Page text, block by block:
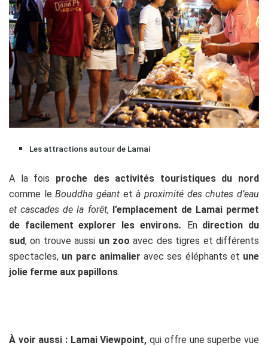
Les attractions autour de Lamai
A la fois proche des activités touristiques du nord
comme leBouddha géant età proximité des chutes d’eau
et cascades de la forêt, l’emplacement de Lamai permet
de facilement explorer les environs. En direction du
sud, on trouve aussi un zoo avec des tigres et différents
spectacles, un parc animalier avec ses éléphants et une
jolie ferme aux papillons.
À voir aussi : Lamai Viewpoint,qui offre une superbe vue